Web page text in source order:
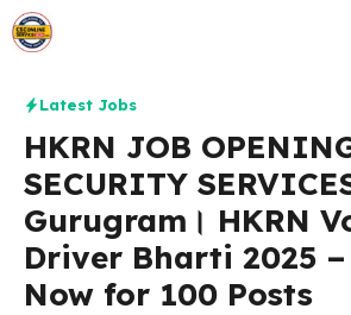
Skip
to
Latest Jobs
HKRN JOB
SECURITY
Gurugram। HKRN
Driver Bharti 2025
Now for 100 Posts